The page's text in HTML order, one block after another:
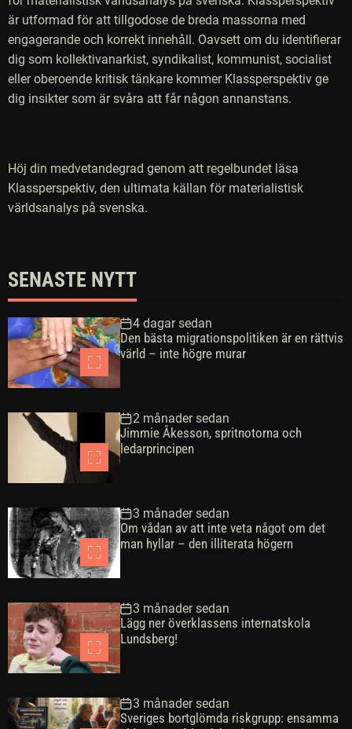
är utformad för att tillgodose de breda massorna med
engagerande och korrekt innehåll. Oavsett om du identifierar
dig som kollektivanarkist, syndikalist, kommunist, socialist
eller oberoende kritisk tänkare kommer Klassperspektiv ge
dig insikter som är svåra att får någon annanstans.
Höj din medvetandegrad genom att regelbundet läsa
Klassperspektiv, den ultimata källan för materialistisk
världsanalys på svenska.
SENASTE NYTT
4 dagar sedan
Den bästa migrationspolitiken är en rättvis
värld – inte högre murar
2 månader sedan
Jimmie Åkesson, spritnotorna och
ledarprincipen
3 månader sedan
Om vådan av att inte veta något om det
man hyllar – den illiterata högern
3 månader sedan
Lägg ner överklassens internatskola
Lundsberg!
3 månader sedan
Sveriges bortglömda riskgrupp: ensamma